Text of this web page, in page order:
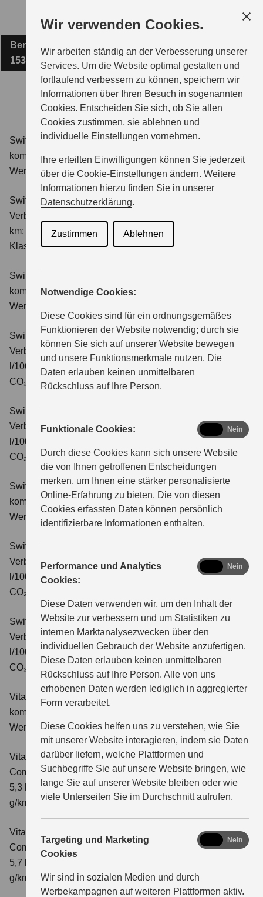
Wir verwenden Cookies.
Wir arbeiten ständig an der Verbesserung unserer
Services. Um die Website optimal gestalten und
fortlaufend verbessern zu können, speichern wir
Informationen über Ihren Besuch in sogenannten
Cookies. Entscheiden Sie sich, ob Sie allen
Cookies zustimmen, sie ablehnen und
individuelle Einstellungen vornehmen.
Ihre erteilten Einwilligungen können Sie jederzeit
über die Cookie-Einstellungen ändern. Weitere
Informationen hierzu finden Sie in unserer
Datenschutzerklärung.
Zustimmen Ablehnen
Notwendige Cookies:
Diese Cookies sind für ein ordnungsgemäßes
Funktionieren der Website notwendig; durch sie
können Sie sich auf unserer Website bewegen
und unsere Funktionsmerkmale nutzen. Die
Daten erlauben keinen unmittelbaren
Rückschluss auf Ihre Person.
Funktionale Cookies:
Durch diese Cookies kann sich unsere Website
die von Ihnen getroffenen Entscheidungen
merken, um Ihnen eine stärker personalisierte
Online-Erfahrung zu bieten. Die von diesen
Cookies erfassten Daten können persönlich
identifizierbare Informationen enthalten.
functional
Nein
Performance und Analytics
Cookies:
Diese Daten verwenden wir, um den Inhalt der
Website zur verbessern und um Statistiken zu
internen Marktanalysezwecken über den
individuellen Gebrauch der Website anzufertigen.
Diese Daten erlauben keinen unmittelbaren
Rückschluss auf Ihre Person. Alle von uns
erhobenen Daten werden lediglich in aggregierter
Form verarbeitet.
Diese Cookies helfen uns zu verstehen, wie Sie
mit unserer Website interagieren, indem sie Daten
darüber liefern, welche Plattformen und
Suchbegriffe Sie auf unsere Website bringen, wie
lange Sie auf unserer Website bleiben oder wie
viele Unterseiten Sie im Durchschnitt aufrufen.
analyticsNein
Targeting und Marketing
Cookies
Wir sind in sozialen Medien und durch
Werbekampagnen auf weiteren Plattformen aktiv.
marketing
Nein
Hauptinhalt
AUTOHAUS NICKEL OHG
MODELLE
ZUBEHÖR
BERATUNG & KAUF
GESCHÄFTSKUNDEN
ÜBER UNS
Berliner Straße 13a
15366 Hoppegarten OT Hönow
Swift 1.2 DUALJET HYBRID ClubVerbrauchswerte:
kombinierter Energieverbrauch 4,4 l/100km; kombinierter
Wert der CO₂-Emission: 98 g/km; CO₂-Klasse: C.
Swift 1.2 DUALJET HYBRID ALLGRIP Club
Verbrauchswerte: kombinierter Energieverbrauch 4,9 l/100
km; kombinierter Wert der CO₂-Emission: 111 g/km; CO₂-
Klasse: C.
Swift 1.2 DUALJET HYBRID Comfort
kombinierter Energieverbrauch 4,4 l/100km; kombinierter
Wert der CO₂-Emission: 99 g/km; CO₂-Klasse: C.
Swift 1.2 DUALJET HYBRID CVT Comfort
Verbrauchswerte: kombinierter Energieverbrauch 4,7
l/100km; kombinierter Wert der CO₂-Emission: 106 g/km;
CO₂-Klasse: C.
Swift 1.2 DUALJET HYBRID ALLGRIP Comfort
Verbrauchswerte: kombinierter Energieverbrauch 4,9
l/100km; kombinierter Wert der CO₂-Emission: 110 g/km;
CO₂-Klasse: C.
Swift 1.2 DUALJET HYBRID Comfort+Verbrauchswerte:
kombinierter Energieverbrauch 4,4 l/100km; kombinierter
Wert der CO₂-Emission: 99 g/km; CO₂-Klasse: C.
Swift 1.2 DUALJET HYBRID CVT Comfort+
Verbrauchswerte: kombinierter Energieverbrauch 4,7
l/100km; kombinierter Wert der CO₂-Emission: 106 g/km;
CO₂-Klasse: C.
Swift 1.2 DUALJET HYBRID ALLGRIP Comfort+
Verbrauchswerte: kombinierter Energieverbrauch 4,9
l/100km; kombinierter Wert der CO₂-Emission: 110 g/km;
CO₂-Klasse: C.
Vitara 1.4 BOOSTERJET HYBRID Club
Verbrauchswerte:
kombinierter Energieverbrauch 5,3 l/100km; kombinierter
Wert der CO₂-Emission: 119 g/km; CO₂-Klasse: D
Vitara 1.4 BOOSTERJET HYBRID
ComfortVerbrauchswerte: kombinierter Energieverbrauch
5,3 l/100km; kombinierter Wert der CO₂-Emission: 119
g/km; CO₂-Klasse: D
Vitara 1.4 BOOSTERJET HYBRID AT
Comfort
Verbrauchswerte: kombinierter Energieverbrauch
5,7 l/100 km; kombinierter Wert der CO₂-Emission: 129
g/km; CO₂-Klasse: D